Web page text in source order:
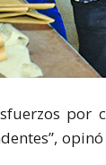
por